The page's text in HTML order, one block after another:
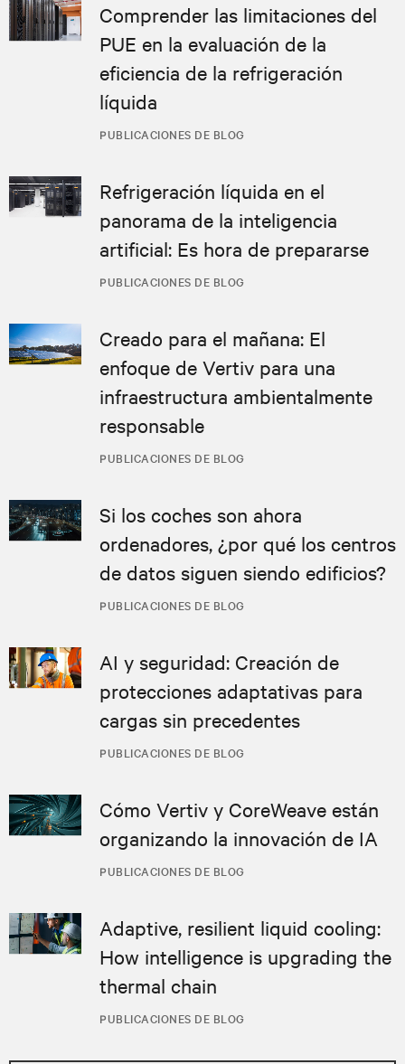
PUBLICACIONES DE BLOG
Comprender las limitaciones del
PUE en la evaluación de la
eficiencia de la refrigeración
líquida
PUBLICACIONES DE BLOG
Refrigeración líquida en el
panorama de la inteligencia
artificial: Es hora de prepararse
PUBLICACIONES DE BLOG
Creado para el mañana: El
enfoque de Vertiv para una
infraestructura ambientalmente
responsable
PUBLICACIONES DE BLOG
Si los coches son ahora
ordenadores, ¿por qué los centros
de datos siguen siendo edificios?
PUBLICACIONES DE BLOG
AI y seguridad: Creación de
protecciones adaptativas para
cargas sin precedentes
PUBLICACIONES DE BLOG
Cómo Vertiv y CoreWeave están
organizando la innovación de IA
PUBLICACIONES DE BLOG
Adaptive, resilient liquid cooling:
How intelligence is upgrading the
thermal chain